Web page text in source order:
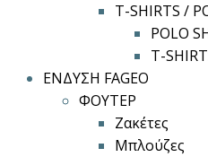
T-SHIRTS /
POLO
T-
ΕΝΔΥΣΗ FAGEO
ΦΟΥΤΕΡ
Ζακέτες
Μπλούζες